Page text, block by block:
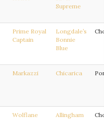
Supreme
Prime Royal
Captain
Longdale’s
Bonnie
Blue
Markazzi Chicarica
Wolflane
Allingham